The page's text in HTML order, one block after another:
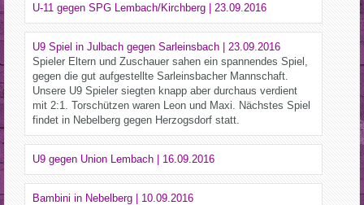
U-11 gegen SPG Lembach/Kirchberg | 23.09.2016
U9 Spiel in Julbach gegen Sarleinsbach | 23.09.2016
Spieler Eltern und Zuschauer sahen ein spannendes Spiel,
gegen die gut aufgestellte Sarleinsbacher Mannschaft.
Unsere U9 Spieler siegten knapp aber durchaus verdient
mit 2:1. Torschützen waren Leon und Maxi. Nächstes Spiel
findet in Nebelberg gegen Herzogsdorf statt.
U9 gegen Union Lembach | 16.09.2016
Bambini in Nebelberg | 10.09.2016